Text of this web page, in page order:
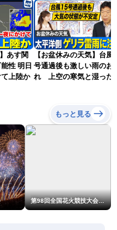
あす関
明日
上陸か
【お盆休みの天気】台風
号通過後も激しい雨のお
れ 上空の寒気と湿った
もっと見る
第98回全国花火競技大会「大曲の花火」